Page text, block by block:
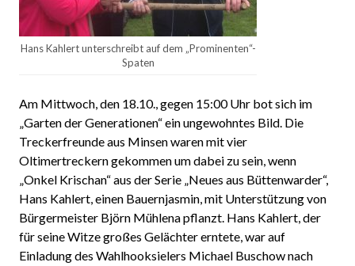
Hans Kahlert unterschreibt auf dem „Prominenten“-
Spaten
Am Mittwoch, den 18.10., gegen 15:00 Uhr bot sich im
„Garten der Generationen“ ein ungewohntes Bild. Die
Treckerfreunde aus Minsen waren mit vier
Oltimertreckern gekommen um dabei zu sein, wenn
„Onkel Krischan“ aus der Serie „Neues aus Büttenwarder“,
Hans Kahlert, einen Bauernjasmin, mit Unterstützung von
Bürgermeister Björn Mühlena pflanzt. Hans Kahlert, der
für seine Witze großes Gelächter erntete, war auf
Einladung des Wahlhooksielers Michael Buschow nach